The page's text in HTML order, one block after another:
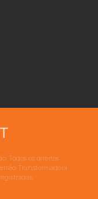
Todos os direitos
Transformadora